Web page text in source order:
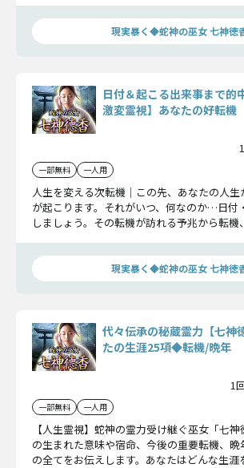
現実暴く◆蛇神の巫女 七神徳
日付＆起こる出来事まで的
激変霊視】あなたの好転機
一部無料 一人用
人生を変える次転機｜この先、あなたの人
が起こります。それがいつ、何なのか…日付
しましょう。その転機が訪れる予兆から転機
現実暴く◆蛇神の巫女 七神徳
代々伝承の秘蔵霊力【七神
たの生涯25項◆転機/晩年
1
一部無料 一人用
【人生霊視】蛇神の霊力受け継ぐ巫女「七
の生まれた意味や宿命、今後の重要転機、晩
の全てをお伝えします。あなたはどんな生